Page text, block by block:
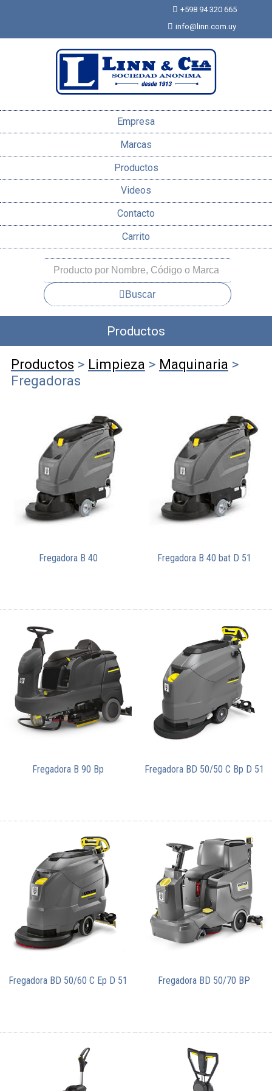
+598 94 320 665
info@linn.com.uy
Empresa
Marcas
Productos
Videos
Contacto
Carrito
Buscar
Productos
Productos > Limpieza > Maquinaria >
Fregadoras
Fregadora B 40 Fregadora B 40 bat D 51
Fregadora B 90 Bp Fregadora BD 50/50 C Bp D 51
Fregadora BD 50/60 C Ep D 51 Fregadora BD 50/70 BP